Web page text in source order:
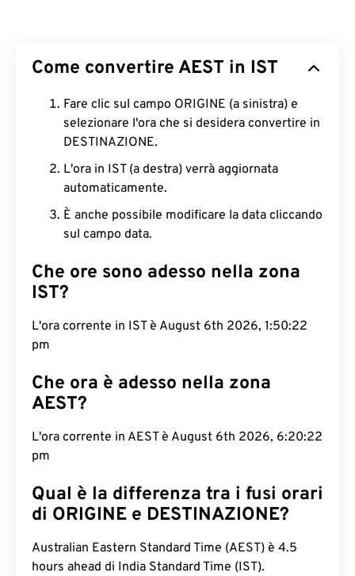
Come convertire AEST in IST
Fare clic sul campo ORIGINE (a sinistra) e
selezionare l'ora che si desidera convertire in
DESTINAZIONE.
L'ora in IST (a destra) verrà aggiornata
automaticamente.
È anche possibile modificare la data cliccando
sul campo data.
Che ore sono adesso nella zona
IST?
L'ora corrente in IST è August 6th 2026, 1:50:23
pm
Che ora è adesso nella zona
AEST?
L'ora corrente in AEST è August 6th 2026, 6:20:23
pm
Qual è la differenza tra i fusi orari
di ORIGINE e DESTINAZIONE?
Australian Eastern Standard Time (AEST) è 4.5
hours ahead di India Standard Time (IST).